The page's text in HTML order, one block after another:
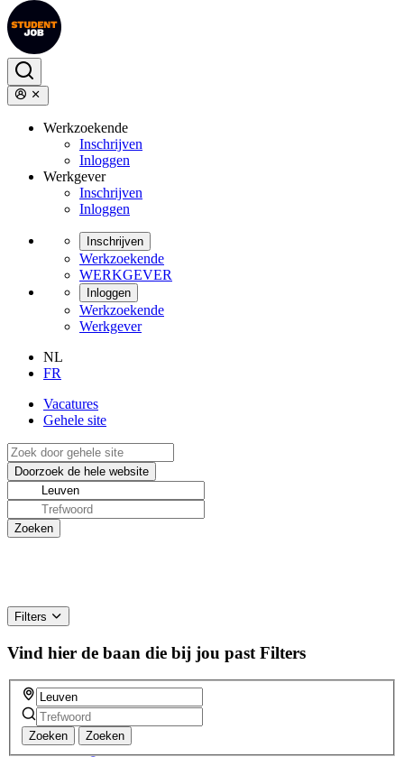
Werkzoekende
Inschrijven
Inloggen
Werkgever
Inschrijven
Inloggen
Inschrijven
Werkzoekende
WERKGEVER
Inloggen
Werkzoekende
Werkgever
NL
FR
Vacatures
Gehele site
Filters
Vind hier de baan die bij jou past Filters
Zoeken Zoeken